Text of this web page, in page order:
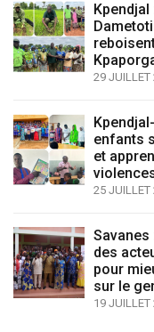
29 JUILLET
enfants
et
25 JUILLET
Savanes
des
pour
sur le
19 JUILLET